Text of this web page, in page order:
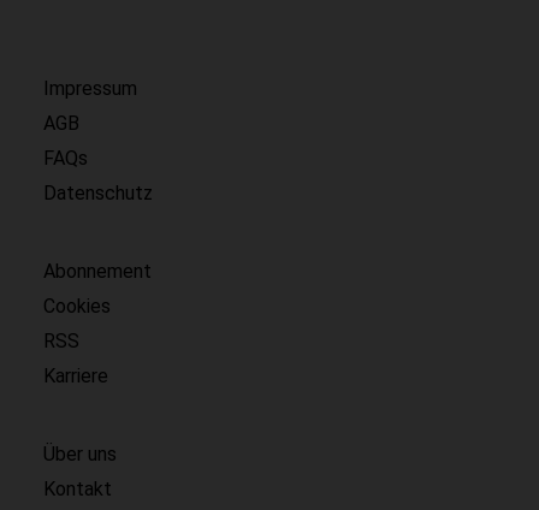
Impressum
AGB
FAQs
Datenschutz
Abonnement
Cookies
RSS
Karriere
Über uns
Kontakt